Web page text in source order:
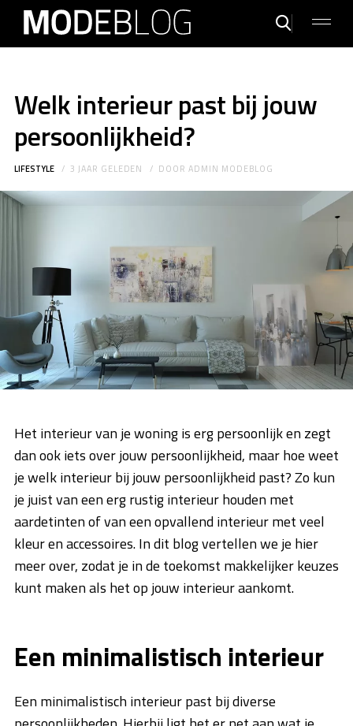
Welk interieur past bij jouw
persoonlijkheid?
LIFESTYLE 3 JAAR GELEDEN DOORADMIN MODEBLOG
Het interieur van je woning is erg persoonlijk en zegt
dan ook iets over jouw persoonlijkheid, maar hoe weet
je welk interieur bij jouw persoonlijkheid past? Zo kun
je juist van een erg rustig interieur houden met
aardetinten of van een opvallend interieur met veel
kleur en accessoires. In dit blog vertellen we je hier
meer over, zodat je in de toekomst makkelijker keuzes
kunt maken als het op jouw interieur aankomt.
Een minimalistisch interieur
Een minimalistisch interieur past bij diverse